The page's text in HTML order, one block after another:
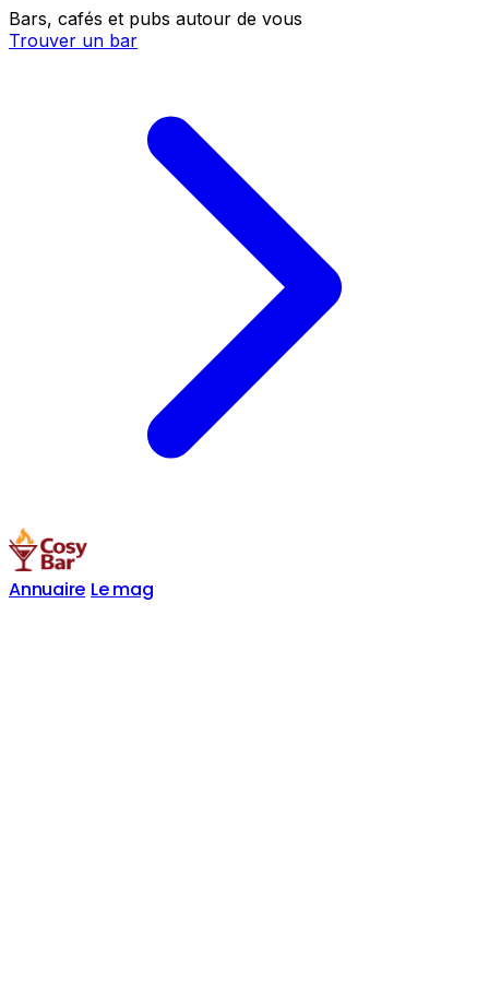
Bars, cafés et pubs autour de vous
Trouver un bar
Annuaire Le mag